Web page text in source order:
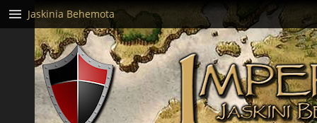
Jaskinia Behemota